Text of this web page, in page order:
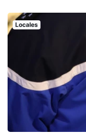
Locales